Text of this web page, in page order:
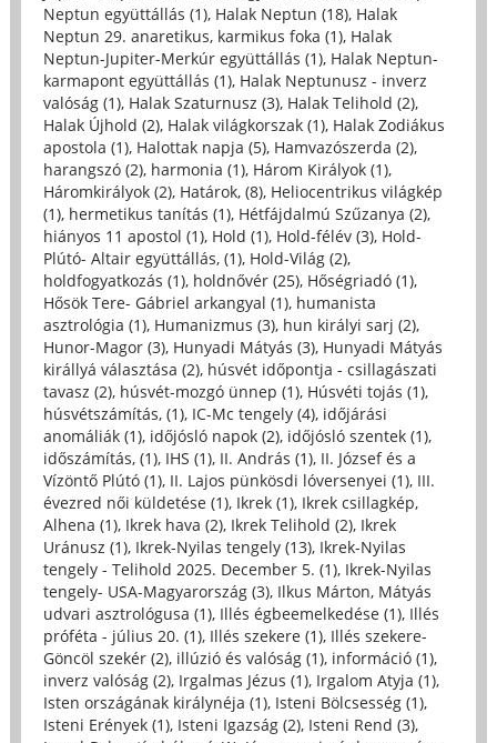
Neptun együttállás (1), Halak Neptun (18), Halak
Neptun 29. anaretikus, karmikus foka (1), Halak
Neptun-Jupiter-Merkúr együttállás (1), Halak Neptun-
karmapont együttállás (1), Halak Neptunusz - inverz
valóság (1), Halak Szaturnusz (3), Halak Telihold (2),
Halak Újhold (2), Halak világkorszak (1), Halak Zodiákus
apostola (1), Halottak napja (5), Hamvazószerda (2),
harangszó (2), harmonia (1), Három Királyok (1),
Háromkirályok (2), Határok, (8), Heliocentrikus világkép
(1), hermetikus tanítás (1), Hétfájdalmú Szűzanya (2),
hiányos 11 apostol (1), Hold (1), Hold-félév (3), Hold-
Plútó- Altair együttállás, (1), Hold-Világ (2),
holdfogyatkozás (1), holdnővér (25), Hőségriadó (1),
Hősök Tere- Gábriel arkangyal (1), humanista
asztrológia (1), Humanizmus (3), hun királyi sarj (2),
Hunor-Magor (3), Hunyadi Mátyás (3), Hunyadi Mátyás
királlyá választása (2), húsvét időpontja - csillagászati
tavasz (2), húsvét-mozgó ünnep (1), Húsvéti tojás (1),
húsvétszámítás, (1), IC-Mc tengely (4), időjárási
anomáliák (1), időjósló napok (2), időjósló szentek (1),
időszámítás, (1), IHS (1), II. András (1), II. József és a
Vízöntő Plútó (1), II. Lajos pünkösdi lóversenyei (1), III.
évezred női küldetése (1), Ikrek (1), Ikrek csillagkép,
Alhena (1), Ikrek hava (2), Ikrek Telihold (2), Ikrek
Uránusz (1), Ikrek-Nyilas tengely (13), Ikrek-Nyilas
tengely - Telihold 2025. December 5. (1), Ikrek-Nyilas
tengely- USA-Magyarország (3), Ilkus Márton, Mátyás
udvari asztrológusa (1), Illés égbeemelkedése (1), Illés
próféta - július 20. (1), Illés szekere (1), Illés szekere-
Göncöl szekér (2), illúzió és valóság (1), információ (1),
inverz valóság (2), Irgalmas Jézus (1), Irgalom Atyja (1),
Isten országának királynéja (1), Isteni Bölcsesség (1),
Isteni Erények (1), Isteni Igazság (2), Isteni Rend (3),